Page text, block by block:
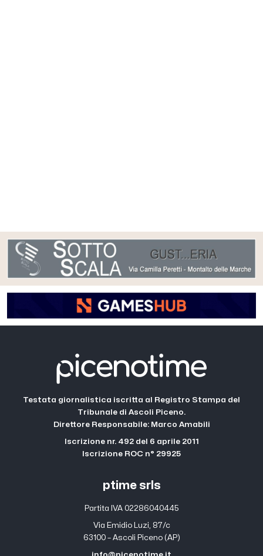
Testata giornalistica iscritta al Registro Stampa del
Tribunale di Ascoli Piceno.
Direttore Responsabile: Marco Amabili
Iscrizione nr. 492 del 6 aprile 2011
Iscrizione ROC n° 29925
ptime srls
Partita IVA 02286040445
Via Emidio Luzi, 87/c
63100 – Ascoli Piceno (AP)
info@picenotime.it